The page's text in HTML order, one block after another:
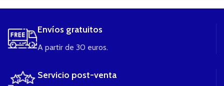
Envíos gratuitos
A partir de 30 euros.
Servicio post-venta